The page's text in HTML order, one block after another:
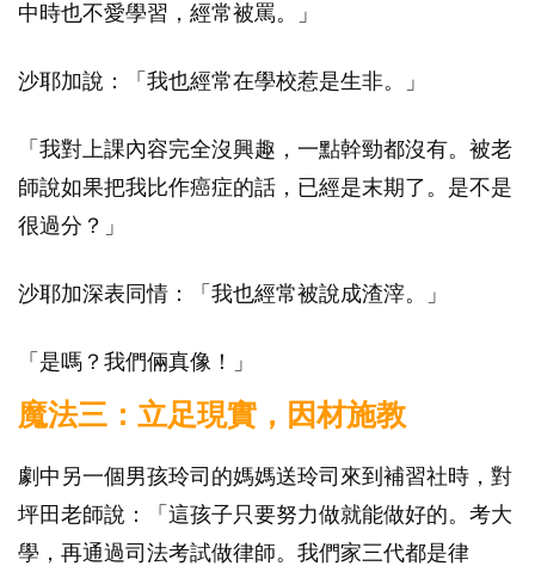
中時也不愛學習，經常被罵。」
沙耶加說：「我也經常在學校惹是生非。」
「我對上課內容完全沒興趣，一點幹勁都沒有。被老
師說如果把我比作癌症的話，已經是末期了。是不是
很過分？」
沙耶加深表同情：「我也經常被說成渣滓。」
「是嗎？我們倆真像！」
魔法三：立足現實，因材施教
劇中另一個男孩玲司的媽媽送玲司來到補習社時，對
坪田老師說：「這孩子只要努力做就能做好的。考大
學，再通過司法考試做律師。我們家三代都是律